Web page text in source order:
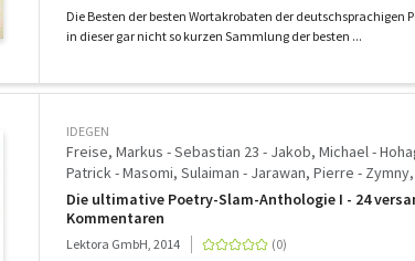
Theresa - Pause, Markim - Lampe, Karsten - Kaiser,
Hülstrunk, Dirk - Klar, Jana - Herold, Philipp - Janicki,
Die Besten der besten Wortakrobaten der deutschsprachigen
in dieser gar nicht so kurzen Sammlung der besten ...
IDEGEN
Freise, Markus - Sebastian 23 - Jakob, Michael -
Patrick - Masomi, Sulaiman - Jarawan, Pierre -
Sascha - Navarro, Fabian - Feindler, Michael - Döring,
Högsdal, Björn - Stickling, Sven - Grashoff, David - Da
Karsten - Goehre, Micha-El - Ruppel, Lars - Ritter,
Kienzler, Harry - Schriftstehler
Die ultimative Poetry-Slam-Anthologie I - 24
Kommentaren
Lektora GmbH, 2014